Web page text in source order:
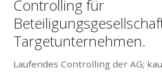
Controlling für
Targetunternehmen.
Laufendes Controlling der AG;